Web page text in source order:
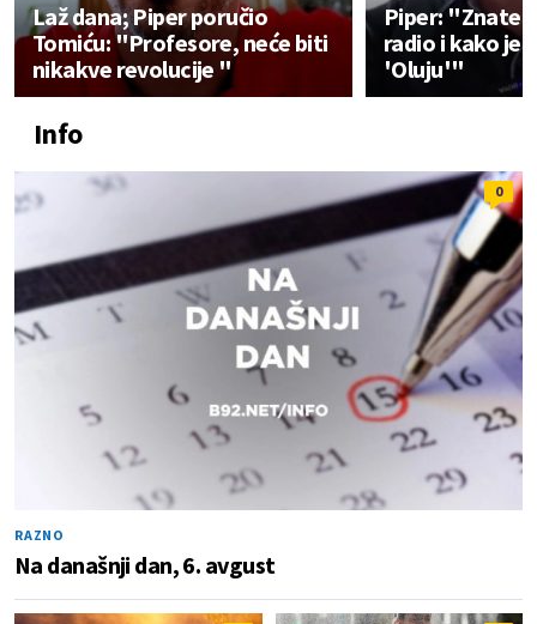
Laž dana; Piper poručio
Tomiću: "Profesore, neće biti
nikakve revolucije "
Piper: "Znate
radio i kako je
'Oluju'"
Info
0
RAZNO
Na današnji dan, 6. avgust